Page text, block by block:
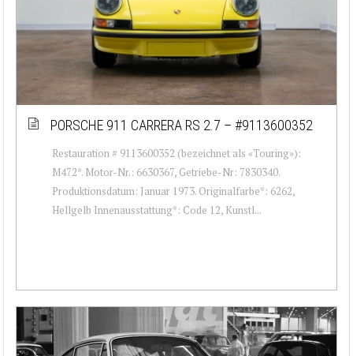
PORSCHE 911 CARRERA RS 2.7 – #9113600352
Restauration # 9113600352 (bezeichnet als «Touring»):
M472*. Motor-Nr.: 6630367, Getriebe-Nr: 7830340.
Produktionsdatum: Januar 1973. Originalfarbe*: 6262,
Hellgelb Innenausstattung*: Code 12, Kunstl...